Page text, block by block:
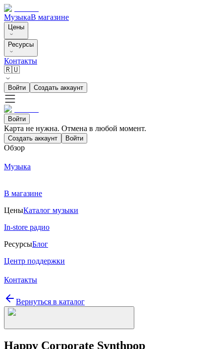
МузыкаВ магазине
Цены
Ресурсы
Контакты
🇷🇺
Войти Создать аккаунт
Войти
Карта не нужна. Отмена в любой момент.
Создать аккаунт Войти
Обзор
Музыка
В магазине
ЦеныКаталог музыки
In-store радио
РесурсыБлог
Центр поддержки
Контакты
Вернуться в каталог
Happy Corporate Synthpop